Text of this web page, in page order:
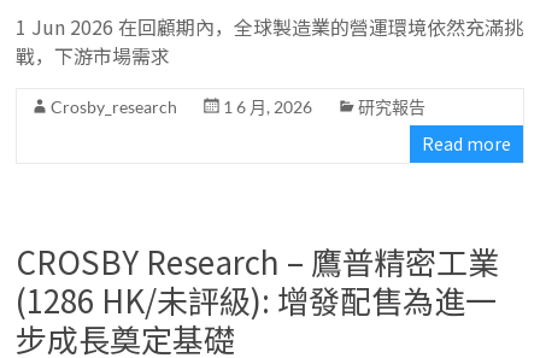
1 Jun 2026 在回顧期內，全球製造業的營運環境依然充滿挑
戰，下游市場需求
Crosby_research 1 6 月, 2026 研究報告
Read more
CROSBY Research – 鷹普精密工業
(1286 HK/未評級): 增發配售為進一
步成長奠定基礎